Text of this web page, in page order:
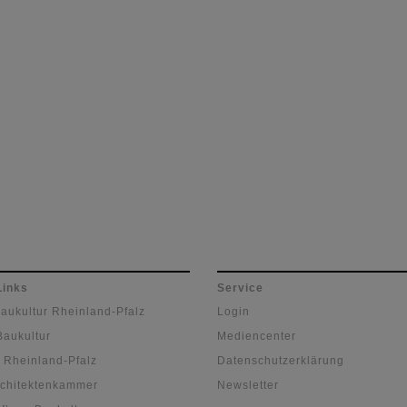
Rheinland-Pfalz
Rheinland-Pfalz
Service
Login
Mediencenter
Datenschutzerklärung
Newsletter